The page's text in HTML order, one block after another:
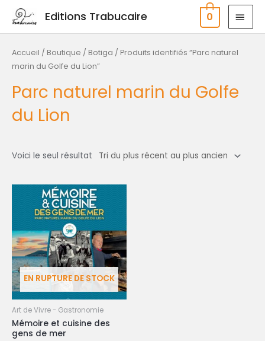
contenu
Editions Trabucaire 0
Accueil / Boutique / Botiga / Produits identifiés “Parc naturel
marin du Golfe du Lion”
Parc naturel marin du Golfe
du Lion
Voici le seul résultat
EN RUPTURE DE STOCK
Art de Vivre - Gastronomie
Mémoire et cuisine des
gens de mer